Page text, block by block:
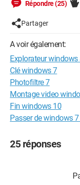
Merci d'avance de
Répondre (25)
Partager
A voir également:
Explorateur
Clé windows 7
Photofiltre 7
Montage video
Fin windows 10
Passer de windows
25 réponses